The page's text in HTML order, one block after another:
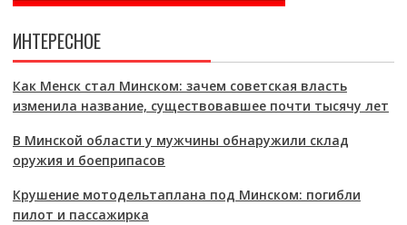
ИНТЕРЕСНОЕ
Как Менск стал Минском: зачем советская власть
изменила название, существовавшее почти тысячу лет
В Минской области у мужчины обнаружили склад
оружия и боеприпасов
Крушение мотодельтаплана под Минском: погибли
пилот и пассажирка